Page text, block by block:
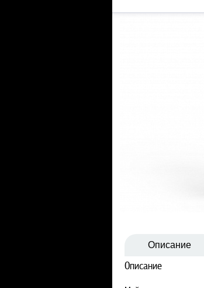
Описание
Описание